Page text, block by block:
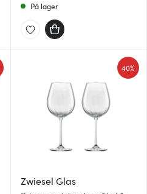
På lager
Zwiesel Glas
40%